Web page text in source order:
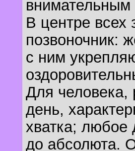
внимательным
В центре всех
позвоночник:
с ним
Для человека,
день,
хватка; любое
до абсолюта.